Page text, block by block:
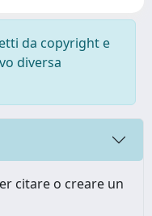
da copyright e
diversa
citare o creare un